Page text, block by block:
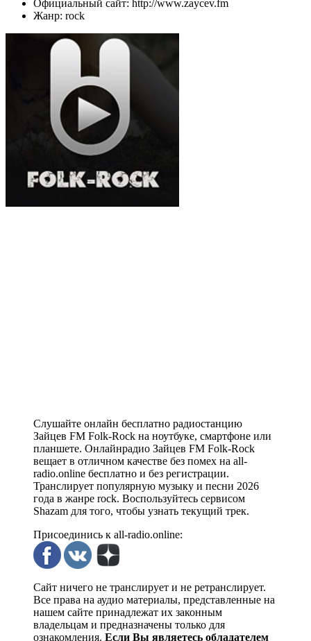
Официальный сайт: http://www.zaycev.fm
Жанр: rock
Слушайте онлайн бесплатно радиостанцию
Зайцев FM Folk-Rock на ноутбуке, смартфоне или
планшете. Онлайнрадио Зайцев FM Folk-Rock
вещает в отличном качестве без помех на all-
radio.online бесплатно и без регистрации.
Транслирует популярную музыку и песни 2026
года в жанре rock. Воспользуйтесь сервисом
Shazam для того, чтобы узнать текущий трек.
Присоединись к all-radio.online:
Сайт ничего не транслирует и не ретранслирует.
Все права на аудио материалы, представленные на
нашем сайте принадлежат их законным
владельцам и предназначены только для
ознакомления. Если Вы являетесь обладателем